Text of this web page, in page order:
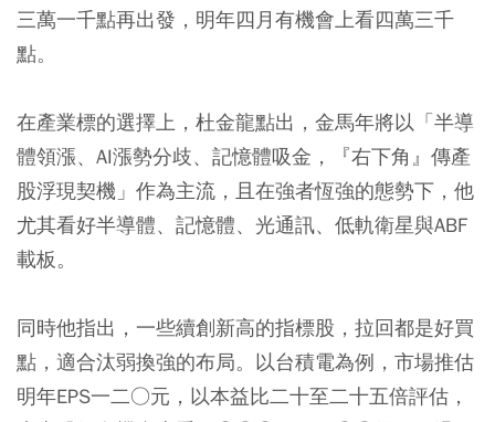
三萬一千點再出發，明年四月有機會上看四萬三千
點。
在產業標的選擇上，杜金龍點出，金馬年將以「半導
體領漲、AI漲勢分歧、記憶體吸金，『右下角』傳產
股浮現契機」作為主流，且在強者恆強的態勢下，他
尤其看好半導體、記憶體、光通訊、低軌衛星與ABF
載板。
同時他指出，一些續創新高的指標股，拉回都是好買
點，適合汰弱換強的布局。以台積電為例，市場推估
明年EPS一二○元，以本益比二十至二十五倍評估，